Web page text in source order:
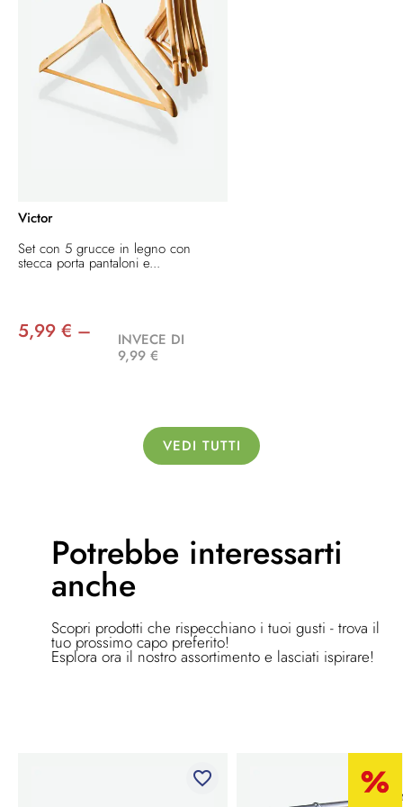
Victor
Set con 5 grucce in legno con
stecca porta pantaloni e...
5,99 € –
INVECE DI
9,99 €
VEDI TUTTI
Potrebbe interessarti
anche
Scopri prodotti che rispecchiano i tuoi gusti - trova il
tuo prossimo capo preferito!
Esplora ora il nostro assortimento e lasciati ispirare!
favorite_border